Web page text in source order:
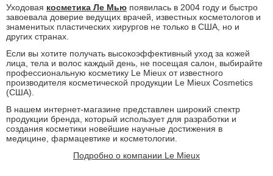
Уходовая косметика Ле Мью появилась в 2004 году и быстро
завоевала доверие ведущих врачей, известных косметологов и
знаменитых пластических хирургов не только в США, но и
других странах.
Если вы хотите получать высокоэффективный уход за кожей
лица, тела и волос каждый день, не посещая салон, выбирайте
профессиональную косметику Le Mieux от известного
производителя косметической продукции Le Mieux Cosmetics
(США).
В нашем интернет-магазине представлен широкий спектр
продукции бренда, который использует для разработки и
создания косметики новейшие научные достижения в
медицине, фармацевтике и косметологии.
Подробно о компании Le Mieux